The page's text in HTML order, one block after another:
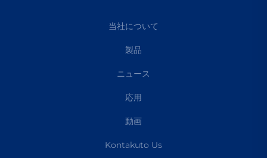
当社について
製品
ニュース
応用
動画
Kontakuto Us